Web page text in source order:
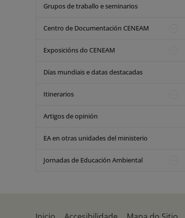
Grupos de traballo e seminarios
Centro de Documentación CENEAM
Exposicións do CENEAM
Días mundiais e datas destacadas
Itinerarios
Artigos de opinión
EA en otras unidades del ministerio
Jornadas de Educación Ambiental